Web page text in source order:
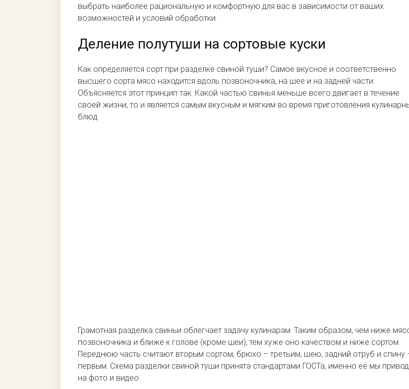
выбрать наиболее рациональную и комфортную для вас в зависимости от ваших
возможностей и условий обработки.
Деление полутуши на сортовые куски
Как определяется сорт при разделке свиной туши? Самое вкусное и соответственно
высшего сорта мясо находится вдоль позвоночника, на шее и на задней части.
Объясняется этот принцип так. Какой частью свинья меньше всего двигает в течение
своей жизни, то и является самым вкусным и мягким во время приготовления
блюд.
Грамотная разделка свиньи облегчает задачу кулинарам. Таким образом, чем ниже
позвоночника и ближе к голове (кроме шеи), тем хуже оно качеством и ниже сортом.
Переднюю часть считают вторым сортом, брюхо – третьим, шею, задний отруб и спину
первым. Схема разделки свиной туши принята стандартами ГОСТа, именно её мы
на фото и видео.